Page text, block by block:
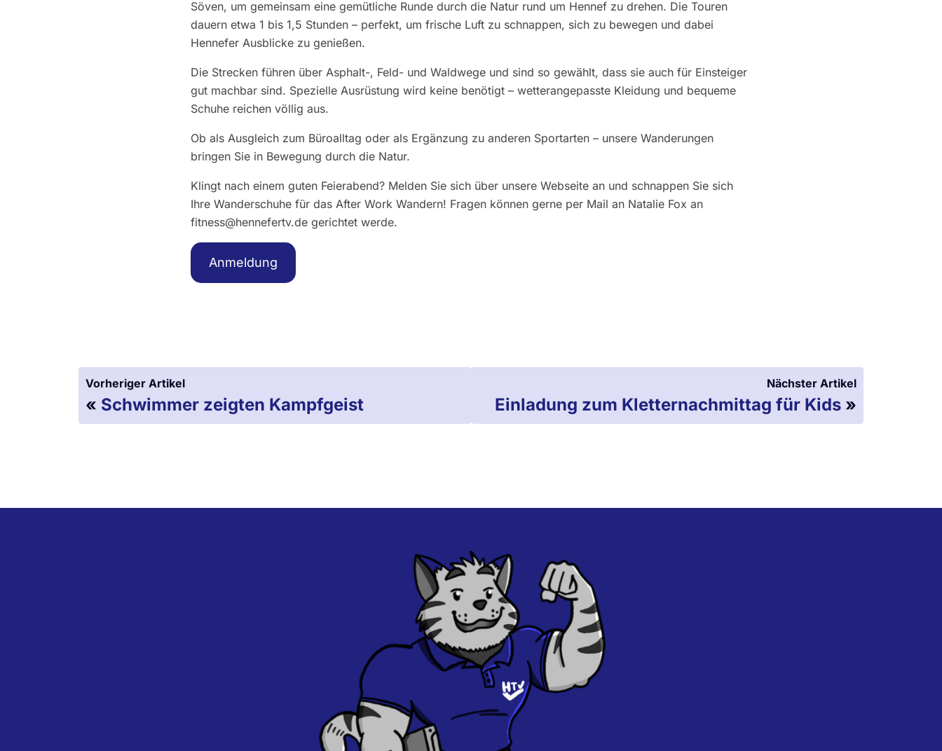
Söven, um gemeinsam eine gemütliche Runde durch die Natur rund um Hennef zu drehen. Die Touren
dauern etwa 1 bis 1,5 Stunden – perfekt, um frische Luft zu schnappen, sich zu bewegen und dabei
Hennefer Ausblicke zu genießen.
Die Strecken führen über Asphalt-, Feld- und Waldwege und sind so gewählt, dass sie auch für Einsteiger
gut machbar sind. Spezielle Ausrüstung wird keine benötigt – wetterangepasste Kleidung und bequeme
Schuhe reichen völlig aus.
Ob als Ausgleich zum Büroalltag oder als Ergänzung zu anderen Sportarten – unsere Wanderungen
bringen Sie in Bewegung durch die Natur.
Klingt nach einem guten Feierabend? Melden Sie sich über unsere Webseite an und schnappen Sie sich
Ihre Wanderschuhe für das After Work Wandern! Fragen können gerne per Mail an Natalie Fox an
fitness@hennefertv.de gerichtet werde.
Anmeldung
Vorheriger Artikel
« Schwimmer zeigten Kampfgeist
Nächster Artikel
Einladung zum Kletternachmittag für Kids »